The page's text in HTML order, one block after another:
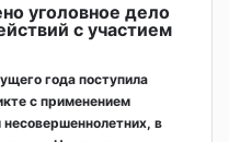
уголовное дело
с участием
года поступила
с применением
в